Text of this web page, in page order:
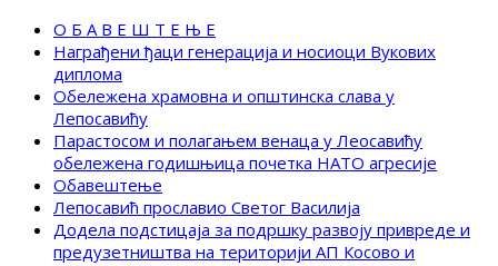
О Б А В Е Ш Т Е Њ Е
Награђени ђаци генерација и носиоци Вукових
диплома
Обележена храмовна и општинска слава у
Лепосавићу
Парастосом и полагањем венаца у Леосавићу
обележена годишњица почетка НАТО агресије
Обавештење
Лепосавић прославио Светог Василија
Додела подстицаја за подршку развоју привреде и
предузетништва на територији АП Косово и